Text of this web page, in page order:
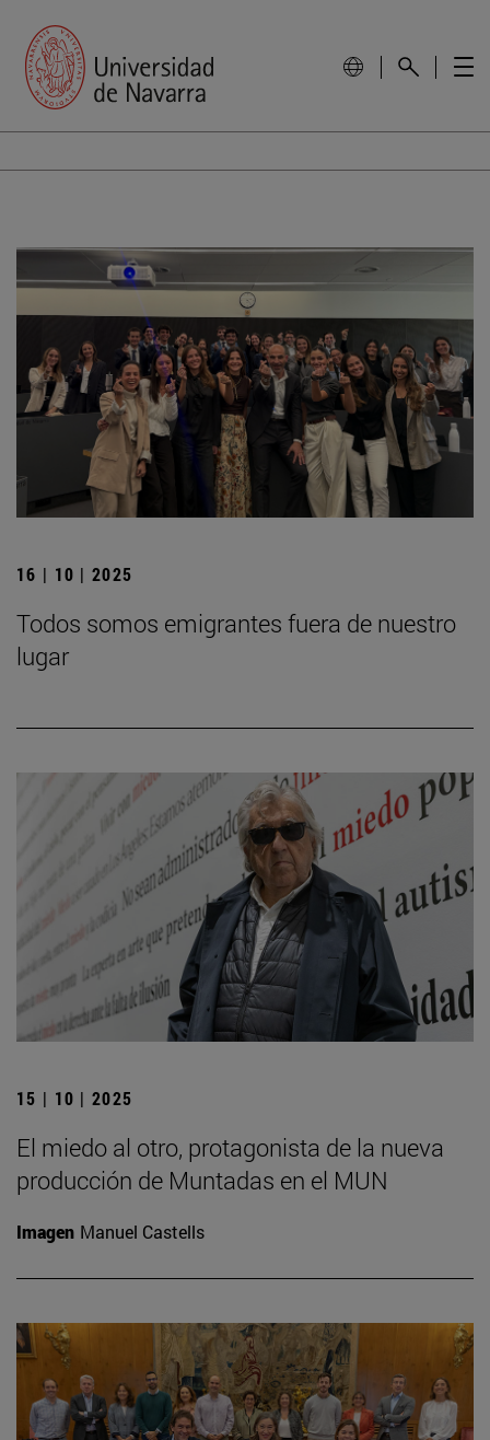
16 | 10 | 2025
Todos somos emigrantes fuera de nuestro
lugar
15 | 10 | 2025
El miedo al otro, protagonista de la nueva
producción de Muntadas en el MUN
Imagen Manuel Castells